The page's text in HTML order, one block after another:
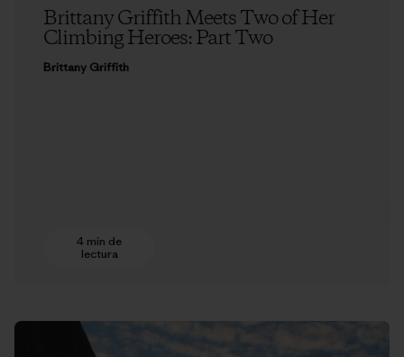
Brittany Griffith Meets Two of Her
Climbing Heroes: Part Two
Brittany Griffith
4 min de
lectura